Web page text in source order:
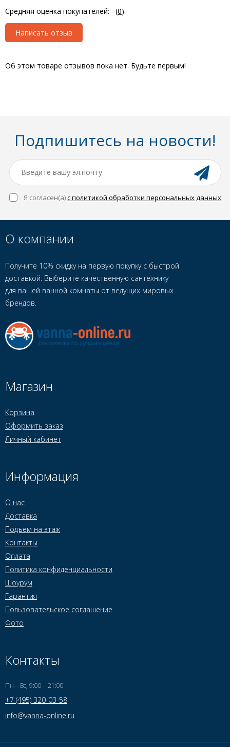
Средняя оценка покупателей: (0)
Написать отзыв
Об этом товаре отзывов пока нет. Будьте первым!
Подпишитесь на новости!
Я согласен(a)с политикой обработки персональных данных
О компании
Получите 10% скидку на первую покупку с быстрой
доставкой. Выберите качественную сантехнику
для вашей ванной комнаты от ведущих мировых
брендов.
Магазин
Корзина
Оформить заказ
Личный кабинет
Информация
О нас
Доставка
Подъем на этаж
Контакты
Оплата
Политика конфиденциальности
Шоурум
Гарантия
Пользовательское соглашение
Фото
Контакты
Пн—Вс, 9:00—21:00
+7 (495) 320-03-58
info@vanna-online.ru